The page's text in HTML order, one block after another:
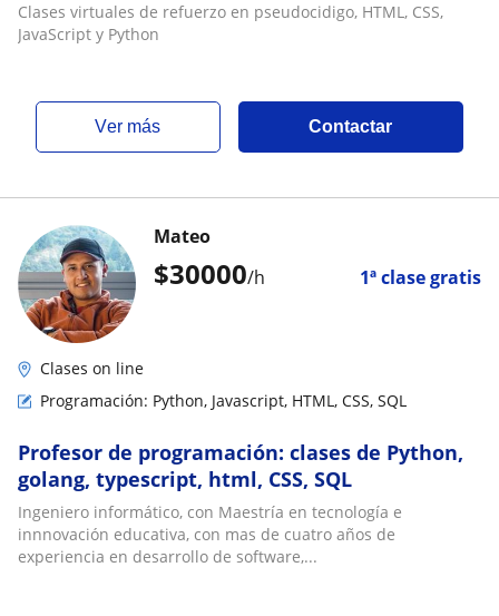
Clases virtuales de refuerzo en pseudocidigo, HTML, CSS,
JavaScript y Python
ver más Contactar
$30000/h 1ª clase gratis
Mateo
Clases on line
Programación: Python, Javascript, HTML, CSS, SQL
Profesor de programación: clases de Python,
golang, typescript, html, CSS, SQL
Ingeniero informático, con Maestría en tecnología e
innnovación educativa, con mas de cuatro años de
experiencia en desarrollo de software,...